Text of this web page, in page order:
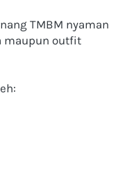
TMBM nyaman
maupun outfit